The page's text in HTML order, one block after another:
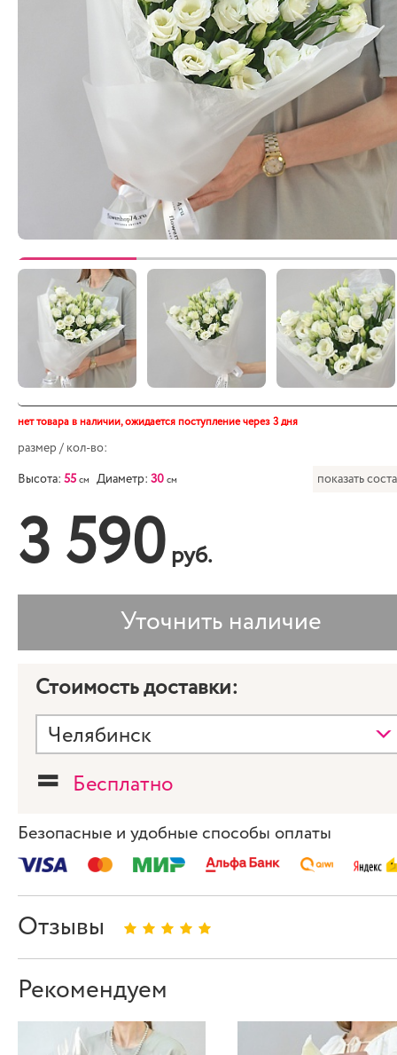
нет товара в наличии,ожидается поступление через 3 дня
размер / кол-во:
Высота: 55 см Диаметр: 30 см показать
3 590 руб.
Стоимость доставки:
= Бесплатно
Безопасные и удобные способы оплаты
Отзывы
Рекомендуем